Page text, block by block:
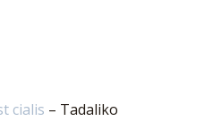
cialis – Tadaliko